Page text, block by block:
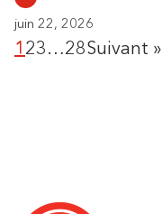
juin 22, 2026
1 23…28Suivant »